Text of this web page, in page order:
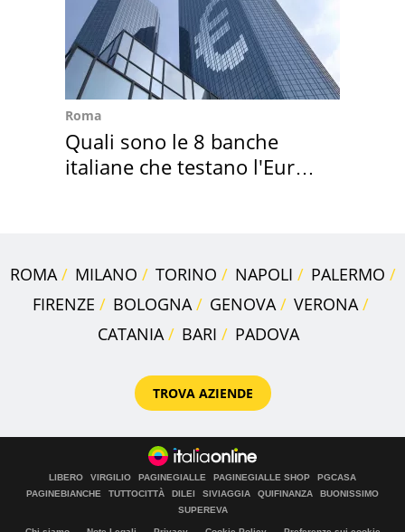
Roma
Quali sono le 8 banche
italiane che testano l'Euro
ROMA MILANO TORINO NAPOLI
PALERMO
FIRENZE
BOLOGNA GENOVA
VERONA
CATANIA
BARI PADOVA
TROVA AZIENDE
LIBERO VIRGILIO PAGINEGIALLE PAGINEGIALLE SHOP
PGCASA
PAGINEBIANCHE
TUTTOCITTÀ DILEI SIVIAGGIA QUIFINANZA
BUONISSIMO
SUPEREVA